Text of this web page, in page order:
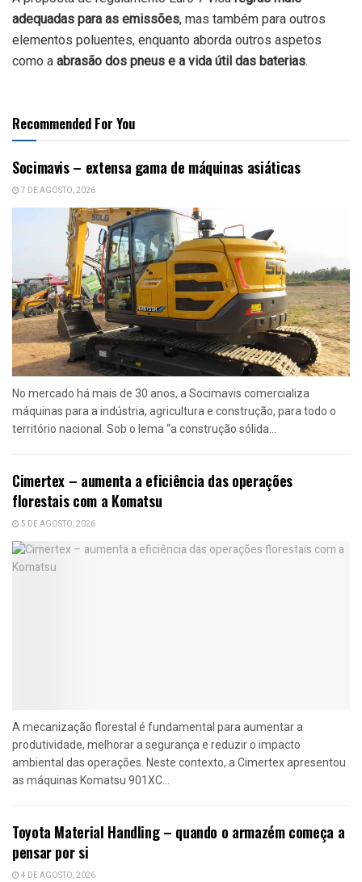
adequadas para as emissões, mas também para outros
elementos poluentes, enquanto aborda outros aspetos
como a abrasão dos pneus e a vida útil das baterias.
Recommended For You
Socimavis – extensa gama de máquinas asiáticas
7 DE AGOSTO, 2026
No mercado há mais de 30 anos, a Socimavis comercializa
máquinas para a indústria, agricultura e construção, para todo o
território nacional. Sob o lema “a construção sólida...
Cimertex – aumenta a eficiência das operações
florestais com a Komatsu
5 DE AGOSTO, 2026
A mecanização florestal é fundamental para aumentar a
produtividade, melhorar a segurança e reduzir o impacto
ambiental das operações. Neste contexto, a Cimertex apresentou
as máquinas Komatsu 901XC...
Toyota Material Handling – quando o armazém começa a
pensar por si
4 DE AGOSTO, 2026